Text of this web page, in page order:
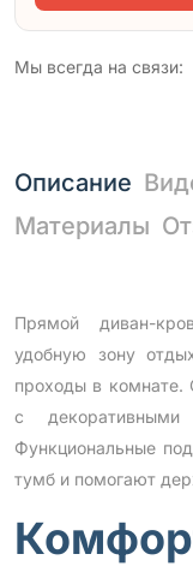
Мы всегда на связи:
Описание
Материалы
Прямой диван-
удобную зону
проходы в комнате.
с
Функциональные
тумб и помогают